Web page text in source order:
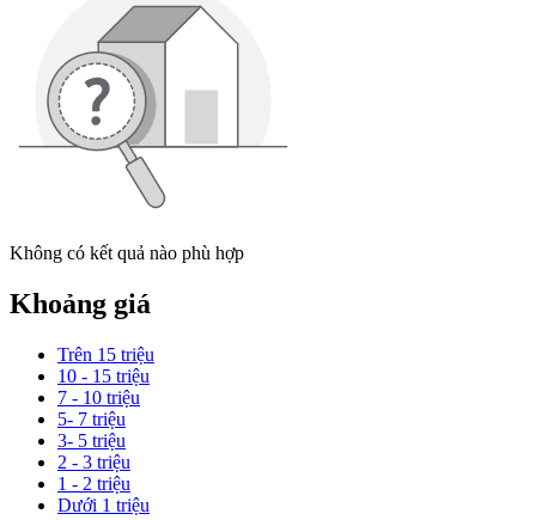
Không có kết quả nào phù hợp
Khoảng giá
Trên 15 triệu
10 - 15 triệu
7 - 10 triệu
5- 7 triệu
3- 5 triệu
2 - 3 triệu
1 - 2 triệu
Dưới 1 triệu